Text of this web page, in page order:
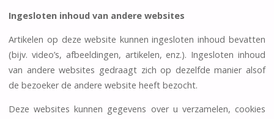
Ingesloten inhoud van andere websites
Artikelen op deze website kunnen ingesloten inhoud bevatten
(bijv. video’s, afbeeldingen, artikelen, enz.). Ingesloten inhoud
van andere websites gedraagt zich op dezelfde manier alsof
de bezoeker de andere website heeft bezocht.
Deze websites kunnen gegevens over u verzamelen, cookies